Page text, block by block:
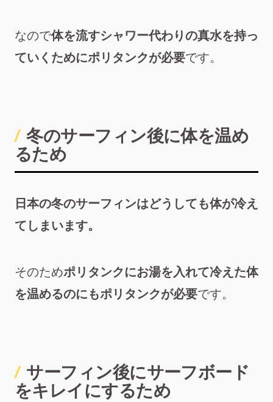
なので体を流すシャワー代わりの真水を持っ
ていくためにポリタンクが必要です。
冬のサーフィン後に体を温め
るため
日本の冬のサーフィンはどうしても体が冷え
てしまいます。
そのためポリタンクにお湯を入れて冷えた体
を温めるのにもポリタンクが必要です。
サーフィン後にサーフボード
をキレイにするため